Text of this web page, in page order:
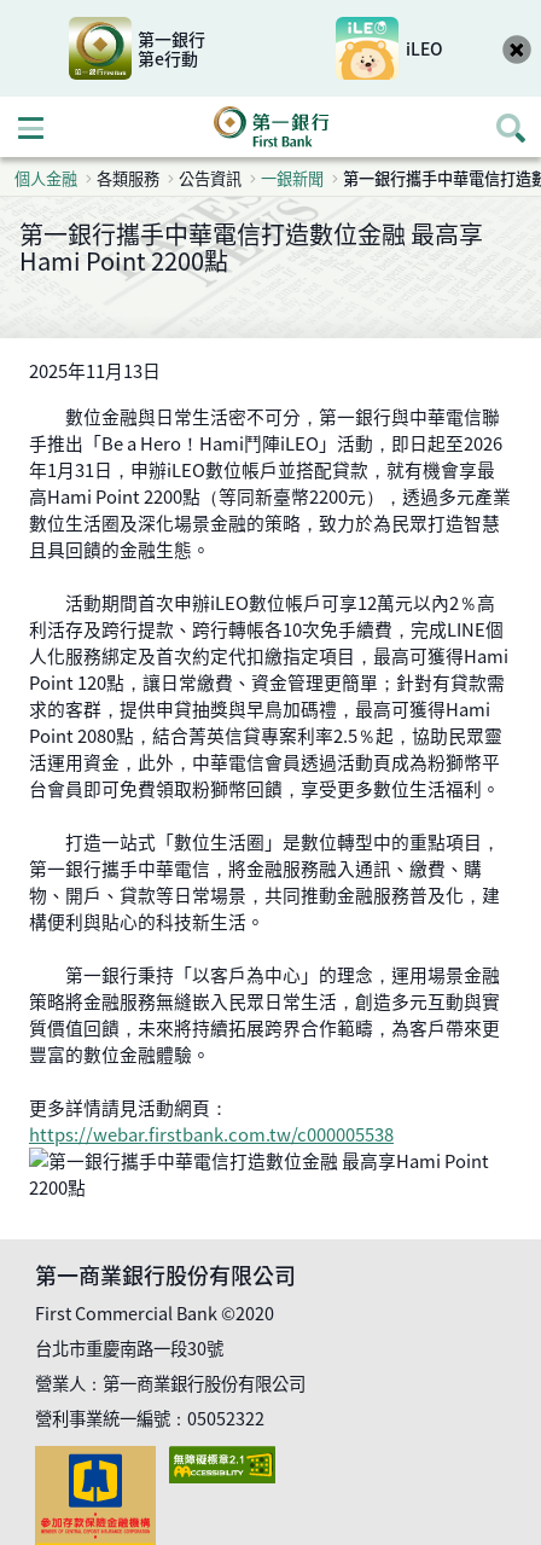
第一銀行
第e行動
iLEO
開啟行動選單
個人金融 各類服務 公告資訊 一銀新聞 第一銀行攜手中華電信打
第一銀行攜手中華電信打造數位金融 最高享
Hami Point 2200點
2025年11月13日
數位金融與日常生活密不可分，第一銀行與中華電信聯
手推出「Be a Hero！Hami鬥陣iLEO」活動，即日起至2026
年1月31日，申辦iLEO數位帳戶並搭配貸款，就有機會享最
高Hami Point 2200點（等同新臺幣2200元），透過多元產業
數位生活圈及深化場景金融的策略，致力於為民眾打造智慧
且具回饋的金融生態。
活動期間首次申辦iLEO數位帳戶可享12萬元以內2％高
利活存及跨行提款、跨行轉帳各10次免手續費，完成LINE個
人化服務綁定及首次約定代扣繳指定項目，最高可獲得Hami
Point 120點，讓日常繳費、資金管理更簡單；針對有貸款需
求的客群，提供申貸抽獎與早鳥加碼禮，最高可獲得Hami
Point 2080點，結合菁英信貸專案利率2.5％起，協助民眾靈
活運用資金，此外，中華電信會員透過活動頁成為粉獅幣平
台會員即可免費領取粉獅幣回饋，享受更多數位生活福利。
打造一站式「數位生活圈」是數位轉型中的重點項目，
第一銀行攜手中華電信，將金融服務融入通訊、繳費、購
物、開戶、貸款等日常場景，共同推動金融服務普及化，建
構便利與貼心的科技新生活。
第一銀行秉持「以客戶為中心」的理念，運用場景金融
策略將金融服務無縫嵌入民眾日常生活，創造多元互動與實
質價值回饋，未來將持續拓展跨界合作範疇，為客戶帶來更
豐富的數位金融體驗。
更多詳情請見活動網頁：
https://webar.firstbank.com.tw/c000005538
第一商業銀行股份有限公司
First Commercial Bank ©2020
台北市重慶南路一段30號
營業人：第一商業銀行股份有限公司
營利事業統一編號：05052322